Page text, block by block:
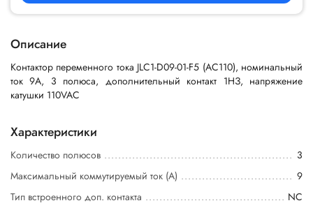
Описание
Контактор переменного тока JLC1-D09-01-F5 (AC110), номинальный
ток 9A, 3 полюса, дополнительный контакт 1НЗ, напряжение
катушки 110VAC
Характеристики
Количество полюсов
3
Максимальный коммутируемый ток (А)
9
Тип встроенного доп. контакта
NC